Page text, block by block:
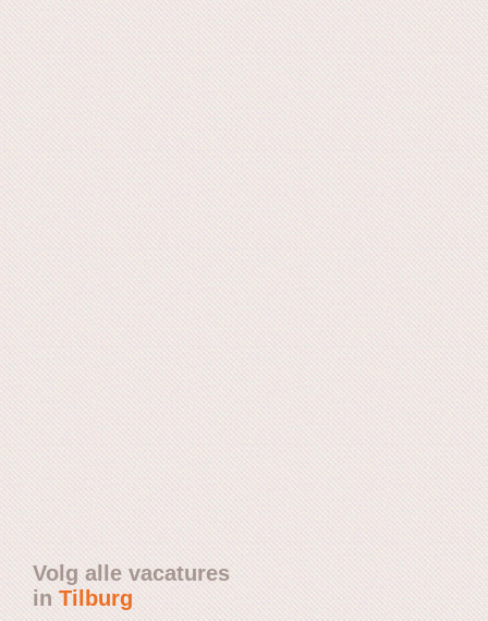
Volg alle vacatures
in Tilburg